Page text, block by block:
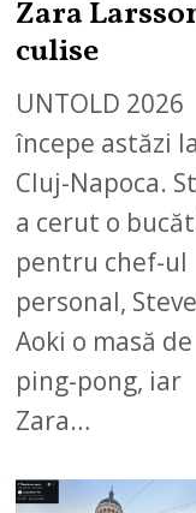
Zara
culise
UNTOLD 2026
începe astăzi la
Cluj-Napoca.
a cerut o
pentru chef-ul
personal, Steve
Aoki o masă de
ping-pong, iar
Zara…